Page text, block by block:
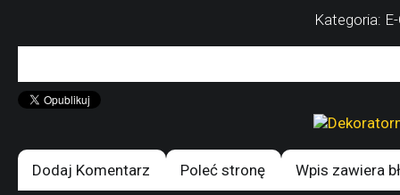
Kategoria:
Dodaj Komentarz Poleć stronę Wpis zawiera